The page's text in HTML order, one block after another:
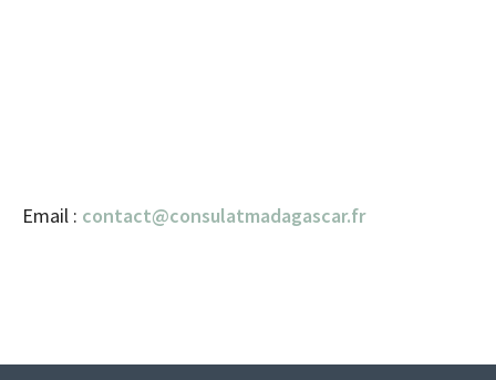
Email : contact@consulatmadagascar.fr